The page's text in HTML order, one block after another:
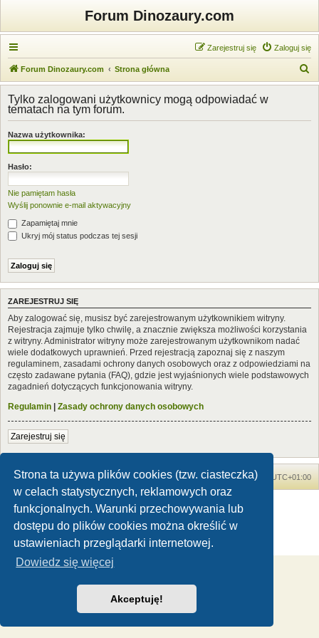
Strona ta używa plików cookies (tzw. ciasteczka)
w celach statystycznych, reklamowych oraz
funkcjonalnych. Warunki przechowywania lub
dostępu do plików cookies można określić w
ustawieniach przeglądarki internetowej.
Dowiedz się więcej
Akceptuję!
Forum Dinozaury.com
Zaloguj się
Zarejestruj się
Forum Dinozaury.com Strona główna
z
k
Tylko zalogowani użytkownicy mogą odpowiadać w
tematach na tym forum.
Nazwa użytkownika:
Hasło:
Nie pamiętam hasła
Wyślij ponownie e-mail aktywacyjny
Zapamiętaj mnie
Ukryj mój status podczas tej sesji
ZAREJESTRUJ SIĘ
Aby zalogować się, musisz być zarejestrowanym użytkownikiem witryny.
Rejestracja zajmuje tylko chwilę, a znacznie zwiększa możliwości korzystania
z witryny. Administrator witryny może zarejestrowanym użytkownikom nadać
wiele dodatkowych uprawnień. Przed rejestracją zapoznaj się z naszym
regulaminem, zasadami ochrony danych osobowych oraz z odpowiedziami na
często zadawane pytania (FAQ), gdzie jest wyjaśnionych wiele podstawowych
zagadnień dotyczących funkcjonowania witryny.
Regulamin | Zasady ochrony danych osobowych
Zarejestruj się
Forum Dinozaury.com Strona główna Strefa czasowa UTC+01:00
Dinozaury.com
© 2006-2020
Technologię dostarcza
phpBB
® Forum Software © phpBB Limited
Polski pakiet językowy dostarczaphpBB.pl
Zasady ochrony danych osobowych|Regulamin